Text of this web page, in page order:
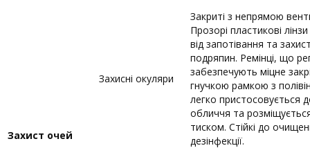
Захист очей
Захисні окуляри
Закриті з непрямою
Прозорі пластикові
від запотівання та
подряпин. Ремінці, що
забезпечують міцне
гнучкою рамкою з
легко пристосовується
обличчя та
тиском. Стійкі до
дезінфекції.